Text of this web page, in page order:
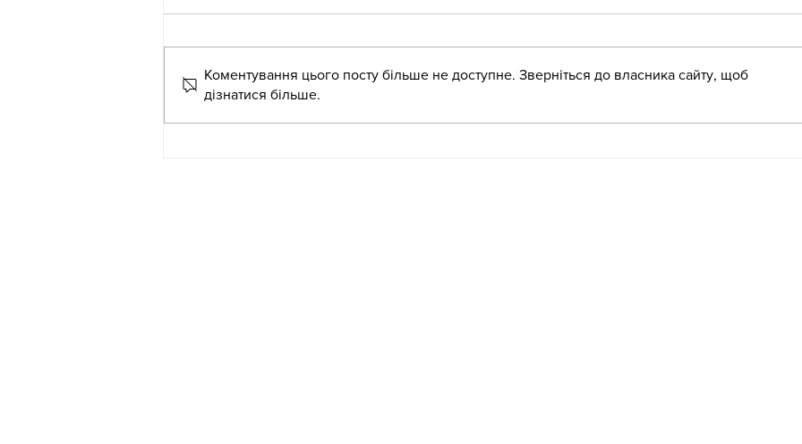
Літня школа для
«Крок за кроком: англійська
Коментування цього посту більше не доступне. Зверніться до власника сайту, щоб
дізнатися більше.